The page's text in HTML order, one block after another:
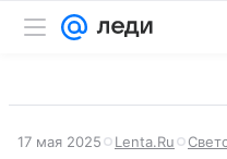
17 мая 2025 Lenta.Ru